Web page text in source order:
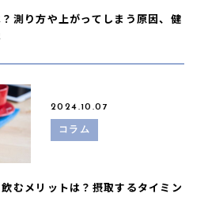
測り方や上がってしまう原因、健
2024.10.07
コラム
むメリットは？摂取するタイミン